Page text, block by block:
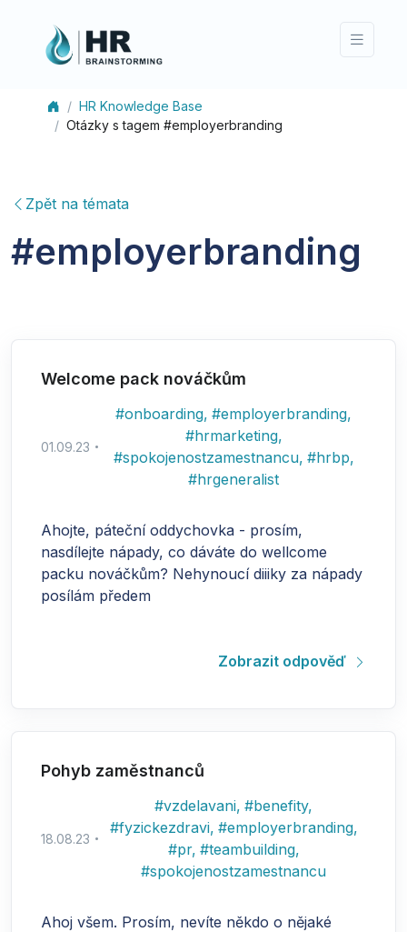
HR Knowledge Base
Otázky s tagem #employerbranding
Zpět na témata
#employerbranding
Welcome pack nováčkům
01.09.23
#onboarding, #employerbranding,
#hrmarketing,
#spokojenostzamestnancu, #hrbp,
#hrgeneralist
Ahojte, páteční oddychovka - prosím,
nasdílejte nápady, co dáváte do wellcome
packu nováčkům? Nehynoucí diiiky za nápady
posílám předem
Zobrazit odpověď
Pohyb zaměstnanců
18.08.23
#vzdelavani, #benefity,
#fyzickezdravi, #employerbranding,
#pr, #teambuilding,
#spokojenostzamestnancu
Ahoj všem. Prosím, nevíte někdo o nějaké